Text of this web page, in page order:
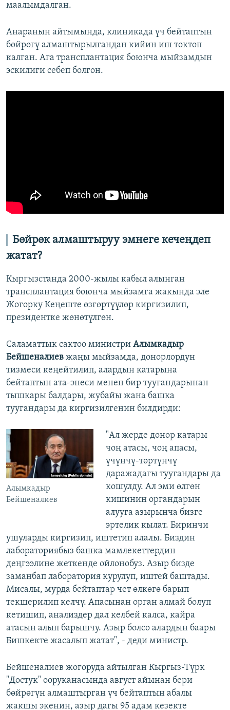
маалымдалган.
Анаранын айтымында, клиникада үч бейтаптын
бөйрөгү алмаштырылгандан кийин иш токтоп
калган. Ага трансплантация боюнча мыйзамдын
эскилиги себеп болгон.
Бөйрөк алмаштыруу эмнеге кечеңдеп
жатат?
Кыргызстанда 2000-жылы кабыл алынган
трансплантация боюнча мыйзамга жакында эле
Жогорку Кеңеште өзгөртүүлөр киргизилип,
президентке жөнөтүлгөн.
Саламаттык сактоо министри Алымкадыр
Бейшеналиев жаңы мыйзамда, донорлордун
тизмеси кеңейтилип, алардын катарына
бейтаптын ата-энеси менен бир туугандарынан
тышкары балдары, жубайы жана башка
туугандары да киргизилгенин билдирди:
Алымкадыр
Бейшеналиев
"Ал жерде донор катары
чоң атасы, чоң апасы,
үчүнчү-төртүнчү
даражадагы туугандары да
кошулду. Ал эми өлгөн
кишинин органдарын
алууга азырынча бизге
эртелик кылат. Биринчи
ушуларды киргизип, иштетип алалы. Биздин
лабораториябыз башка мамлекеттердин
деңгээлине жеткенде ойлонобуз. Азыр бизде
заманбап лаборатория курулуп, иштей баштады.
Мисалы, мурда бейтаптар чет өлкөгө барып
текшерилип келчү. Апасынан орган алмай болуп
кетишип, анализдер дал келбей калса, кайра
атасын алып барышчу. Азыр болсо алардын баары
Бишкекте жасалып жатат", - деди министр.
Бейшеналиев жогоруда айтылган Кыргыз-Түрк
"Достук" ооруканасында август айынан бери
бөйрөгүн алмаштырган үч бейтаптын абалы
жакшы экенин, азыр дагы 95 адам кезекте